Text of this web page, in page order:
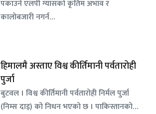
पकाउने एलपी ग्यासको कृतिम अभाव र
कालोबजारी नगर्न…
हिमालमै अस्ताए विश्व कीर्तिमानी पर्वतारोही
पुर्जा
बुटवल । विश्व कीर्तिमानी पर्वतारोही निर्मल पुर्जा
(निम्स दाइ) को निधन भएको छ । पाकिस्तानको…